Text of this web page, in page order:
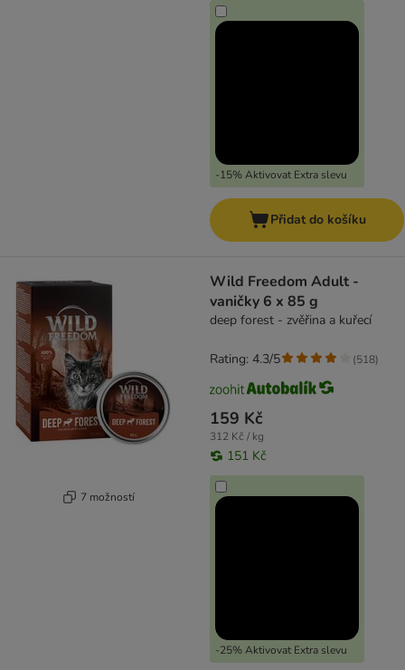
-15% Aktivovat Extra slevu
Přidat do košíku
7 možností
Wild Freedom Adult -
vaničky 6 x 85 g
deep forest - zvěřina a kuřecí
159 Kč
312 Kč / kg
151 Kč
-25% Aktivovat Extra slevu
Rating: 4.3/5 (518)